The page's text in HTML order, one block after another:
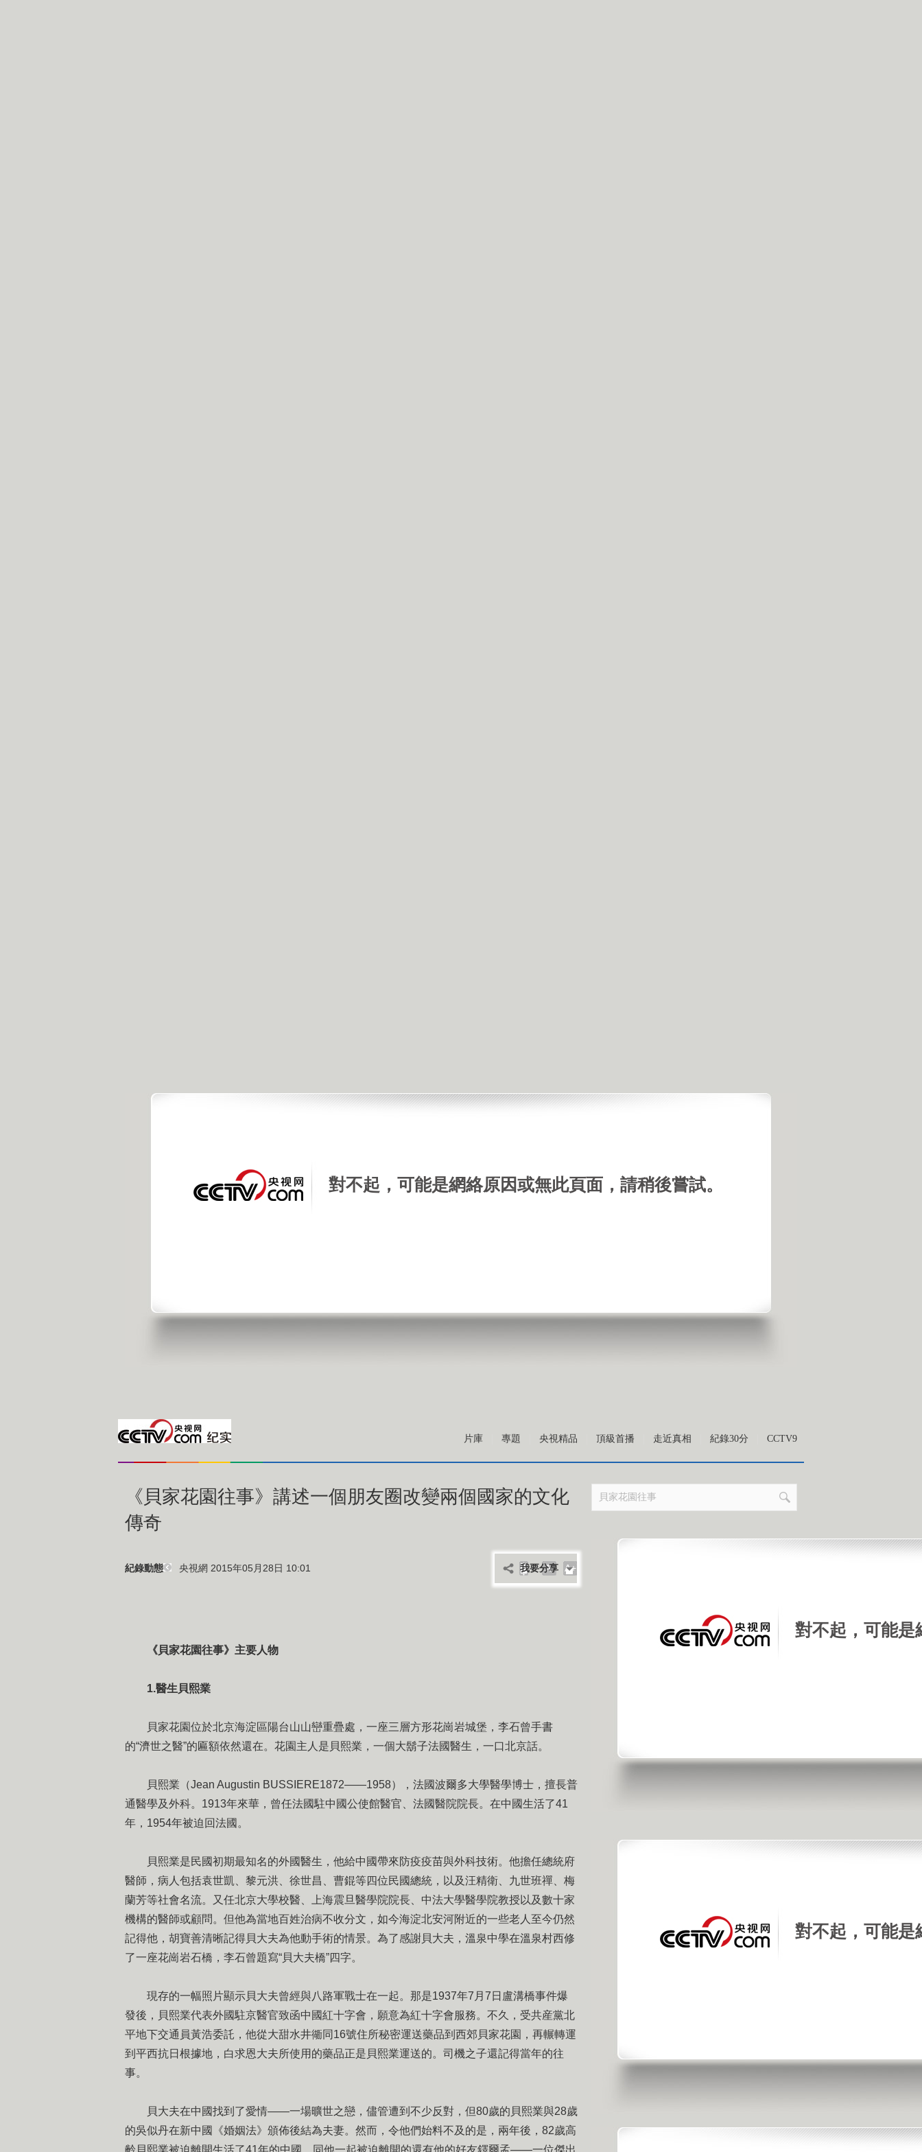
對不起，可能是網絡原因或無此頁面，請稍後嘗試。
片庫 專題 央視精品 頂級首播 走近真相 紀錄30分 CCTV9
《貝家花園往事》講述一個朋友圈改變兩個國家的文化
傳奇
紀錄動態 央視網 2015年05月28日 10:01 A- A+
我要分享
《貝家花園往事》主要人物
1.醫生貝熙業
貝家花園位於北京海淀區陽台山山巒重疊處，一座三層方形花崗岩城堡，李石曾手書
的“濟世之醫”的匾額依然還在。花園主人是貝熙業，一個大鬍子法國醫生，一口北京話。
貝熙業（Jean Augustin BUSSIERE1872——1958），法國波爾多大學醫學博士，擅長普
通醫學及外科。1913年來華，曾任法國駐中國公使館醫官、法國醫院院長。在中國生活了41
年，1954年被迫回法國。
貝熙業是民國初期最知名的外國醫生，他給中國帶來防疫疫苗與外科技術。他擔任總統府
醫師，病人包括袁世凱、黎元洪、徐世昌、曹錕等四位民國總統，以及汪精衛、九世班禪、梅
蘭芳等社會名流。又任北京大學校醫、上海震旦醫學院院長、中法大學醫學院教授以及數十家
機構的醫師或顧問。但他為當地百姓治病不收分文，如今海淀北安河附近的一些老人至今仍然
記得他，胡寶善清晰記得貝大夫為他動手術的情景。為了感謝貝大夫，溫泉中學在溫泉村西修
了一座花崗岩石橋，李石曾題寫“貝大夫橋”四字。
現存的一幅照片顯示貝大夫曾經與八路軍戰士在一起。那是1937年7月7日盧溝橋事件爆
發後，貝熙業代表外國駐京醫官致函中國紅十字會，願意為紅十字會服務。不久，受共産黨北
平地下交通員黃浩委託，他從大甜水井衚同16號住所秘密運送藥品到西郊貝家花園，再輾轉運
到平西抗日根據地，白求恩大夫所使用的藥品正是貝熙業運送的。司機之子還記得當年的往
事。
貝大夫在中國找到了愛情——一場曠世之戀，儘管遭到不少反對，但80歲的貝熙業與28歲
的吳似丹在新中國《婚姻法》頒佈後結為夫妻。然而，令他們始料不及的是，兩年後，82歲高
齡貝熙業被迫離開生活了41年的中國。同他一起被迫離開的還有他的好友鐸爾孟——一位傑出
對不起，可能是
對不起，可能是